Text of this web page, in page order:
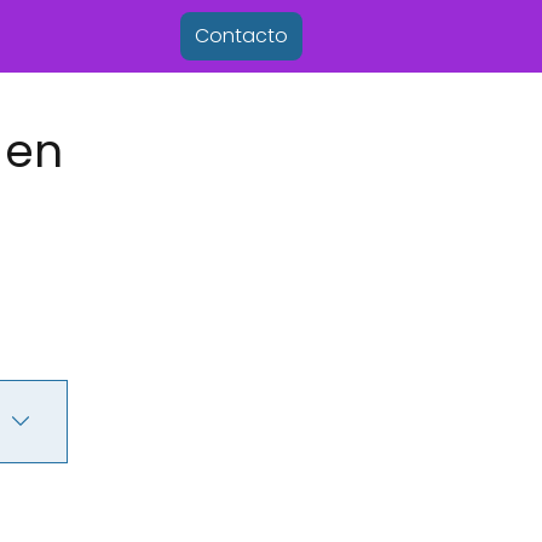
Contacto